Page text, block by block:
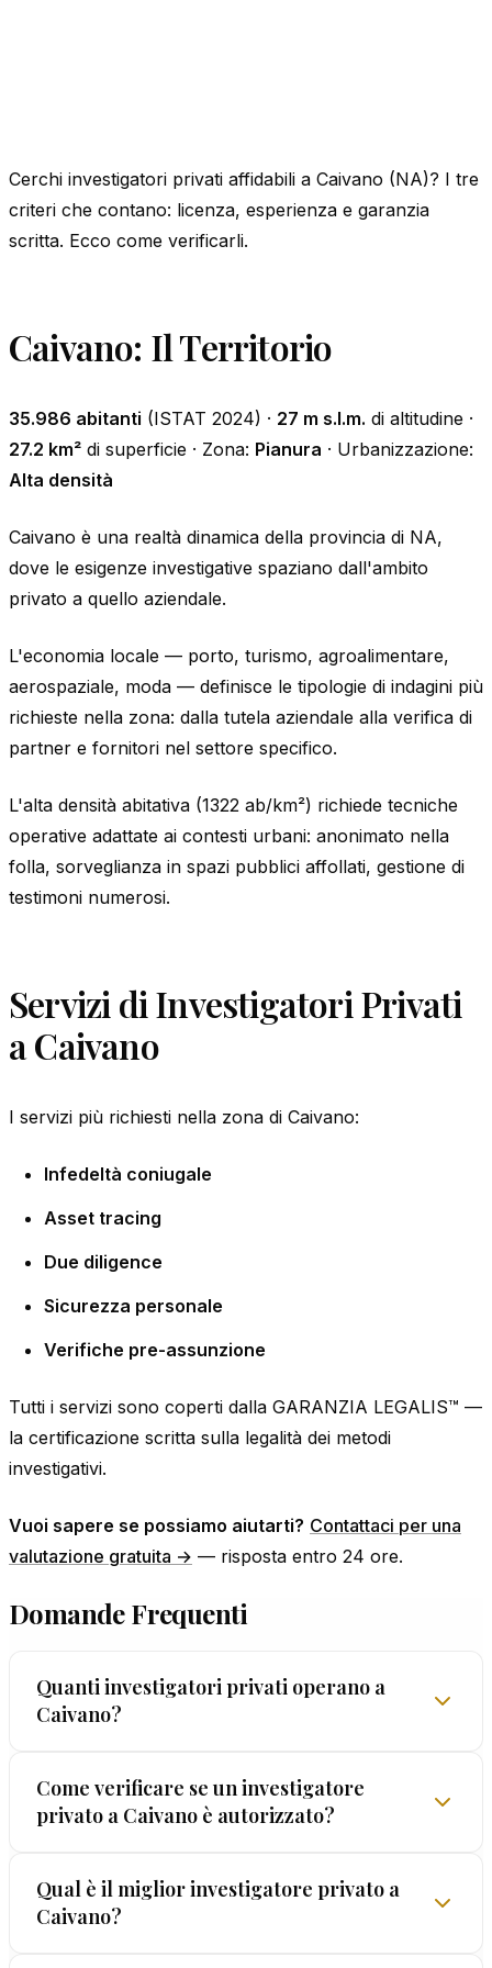
Cerchi investigatori privati affidabili a Caivano (NA)? I tre
criteri che contano: licenza, esperienza e garanzia
scritta. Ecco come verificarli.
Caivano: Il Territorio
35.986 abitanti (ISTAT 2024) · 27 m s.l.m. di altitudine ·
27.2 km² di superficie · Zona: Pianura · Urbanizzazione:
Alta densità
Caivano è una realtà dinamica della provincia di NA,
dove le esigenze investigative spaziano dall'ambito
privato a quello aziendale.
L'economia locale — porto, turismo, agroalimentare,
aerospaziale, moda — definisce le tipologie di indagini più
richieste nella zona: dalla tutela aziendale alla verifica di
partner e fornitori nel settore specifico.
L'alta densità abitativa (1322 ab/km²) richiede tecniche
operative adattate ai contesti urbani: anonimato nella
folla, sorveglianza in spazi pubblici affollati, gestione di
testimoni numerosi.
Servizi di Investigatori Privati
a Caivano
I servizi più richiesti nella zona di Caivano:
Infedeltà coniugale
Asset tracing
Due diligence
Sicurezza personale
Verifiche pre-assunzione
Tutti i servizi sono coperti dalla GARANZIA LEGALIS™ —
la certificazione scritta sulla legalità dei metodi
investigativi.
Vuoi sapere se possiamo aiutarti? Contattaci per una
valutazione gratuita → — risposta entro 24 ore.
Domande Frequenti
Quanti investigatori privati operano a
Caivano?
A Caivano operano diversi professionisti, ma non
tutti offrono le stesse garanzie. La differenza la
verificabile e una garanzia scritta sui metodi —
come la GARANZIA LEGALIS™ di EUROPOL®.
Come verificare se un investigatore
privato a Caivano è autorizzato?
Ogni investigatore privato deve possedere una
licenza rilasciata dalla Prefettura (art. 134
Qual è il miglior investigatore privato a
Caivano?